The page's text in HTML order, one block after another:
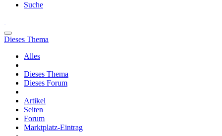
Suche
Dieses Thema
Alles
Dieses Thema
Dieses Forum
Artikel
Seiten
Forum
Marktplatz-Eintrag